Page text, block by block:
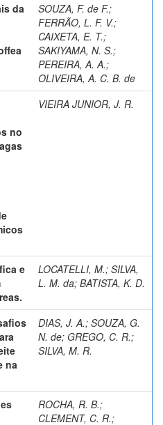
da
SOUZA, F. de F.;
FERRÃO, L. F. V.;
CAIXETA, E. T.;
SAKIYAMA, N. S.;
PEREIRA, A. A.;
OLIVEIRA, A. C. B. de
no
VIEIRA JUNIOR, J. R.
e
LOCATELLI, M.; SILVA,
L. M. da; BATISTA, K. D.
na
DIAS, J. A.; SOUZA, G.
N. de; GREGO, C. R.;
SILVA, M. R.
ROCHA, R. B.;
CLEMENT, C. R.;